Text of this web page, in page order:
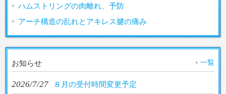
ハムストリングの肉離れ、予防
アーチ構造の乱れとアキレス腱の痛み
お知らせ 一覧
2026/7/27 ８月の受付時間変更予定